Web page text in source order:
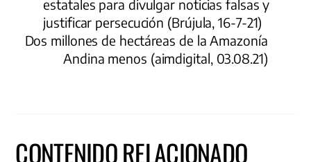
estatales para divulgar noticias falsas y
justificar persecución (Brújula, 16-7-21)
Dos millones de hectáreas de la Amazonía
Andina menos (aimdigital, 03.08.21)
CONTENIDO RELACIONADO